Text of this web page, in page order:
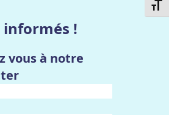
informés !
vous à notre